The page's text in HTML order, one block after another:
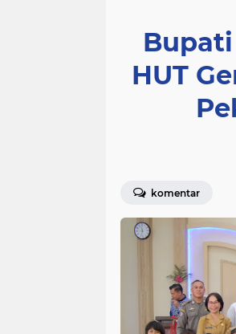
HUT
komentar